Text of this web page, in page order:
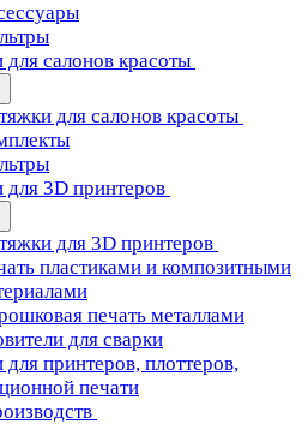
салонов красоты
для салонов красоты
3D принтеров
для 3D принтеров
пластиками и композитными
печать металлами
для сварки
принтеров, плоттеров,
печати